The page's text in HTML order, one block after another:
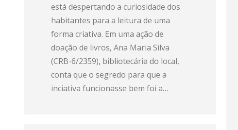
está despertando a curiosidade dos
habitantes para a leitura de uma
forma criativa. Em uma ação de
doação de livros, Ana Maria Silva
(CRB-6/2359), bibliotecária do local,
conta que o segredo para que a
inciativa funcionasse bem foi a…